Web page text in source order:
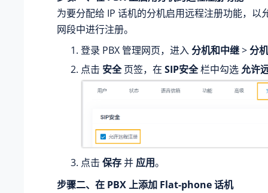
为要分配给 IP 话机的分机启用远程注册功能，以
网段中进行注册。
登录 PBX 管理网页，进入分机和中继>分机
点击 安全页签，在 SIP安全栏中勾选允许
点击 保存并 应用。
步骤二、在 PBX 上添加 Flat-phone 话机